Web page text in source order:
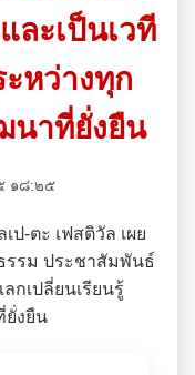
ะเป็นเวที
ะหว่างทุก
นาที่ยั่งยืน
๑๘:๒๕